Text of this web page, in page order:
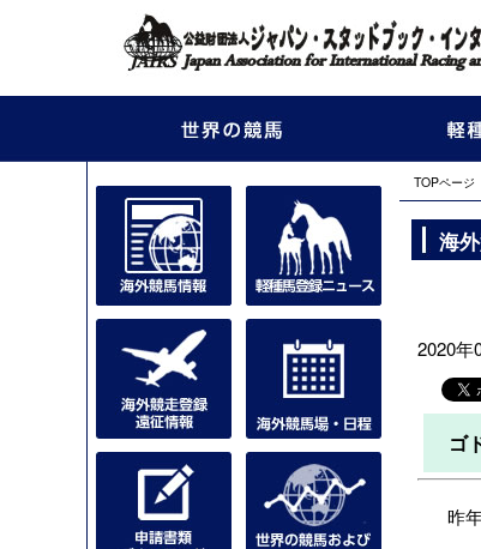
TOPページ
海
2020
ゴ
昨